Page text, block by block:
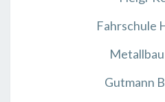
Fahrschule
Gutmann